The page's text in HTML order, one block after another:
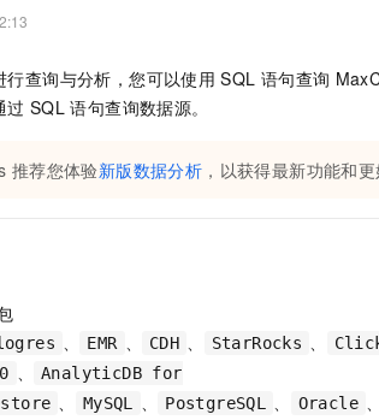
查询与分析，您可以使用 SQL 语句查询
过 SQL 语句查询数据源。
推荐您体验新版数据分析 ，以获得最新功能和更
、 EMR 、 CDH 、 StarRocks 、
、
AnalyticDB for
、 MySQL 、 PostgreSQL 、 Oracle 、